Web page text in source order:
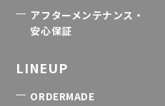
アフターメンテナンス・
安心保証
LINEUP
ORDERMADE